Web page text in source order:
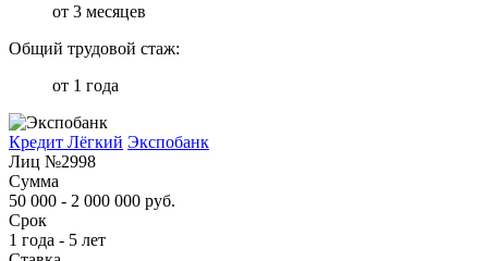
от 3 месяцев
Общий трудовой стаж:
от 1 года
Кредит Лёгкий Экспобанк
Лиц №2998
Сумма
50 000 - 2 000 000 руб.
Срок
1 года - 5 лет